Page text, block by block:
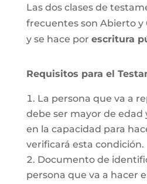
Las dos clases de
frecuentes son Abierto y
y se hace por escritura
Requisitos para el
La persona que va a
debe ser mayor de edad
en la capacidad para
verificará esta condición.
Documento de
persona que va a hacer